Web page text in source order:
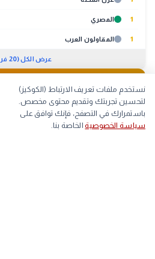
1 المصري
1 المقاولون العرب
عرض الكل (20 فريق)
🐔 بورصة الدواجن
الصنف
home
الرئيسية
explore
استكشف
history
نستخدم ملفات تعريف الارتباط (الكوكيز)
لتحسين تجربتك وتقديم محتوى مخصص.
باستمرارك في التصفح، فإنك توافق على
سياسة الخصوصية الخاصة بنا.